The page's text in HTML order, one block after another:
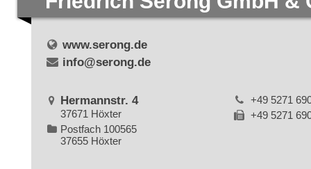
www.serong.de
info@serong.de
Hermannstr. 4
37671 Höxter
Postfach 100565
37655 Höxter
+49 5271
+49 5271